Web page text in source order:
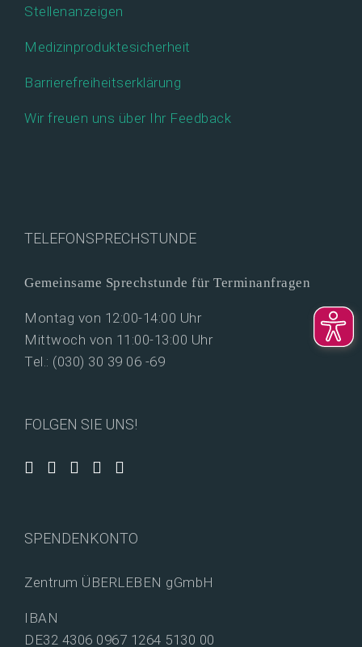
Stellenanzeigen
Medizinproduktesicherheit
Barrierefreiheitserklärung
Wir freuen uns über Ihr Feedback
TELEFONSPRECHSTUNDE
Gemeinsame Sprechstunde für Terminanfragen
Montag von 12:00-14:00 Uhr
Mittwoch von 11:00-13:00 Uhr
Tel.: (030) 30 39 06 -69
FOLGEN SIE UNS!
SPENDENKONTO
Zentrum ÜBERLEBEN gGmbH
IBAN
DE32 4306 0967 1264 5130 00